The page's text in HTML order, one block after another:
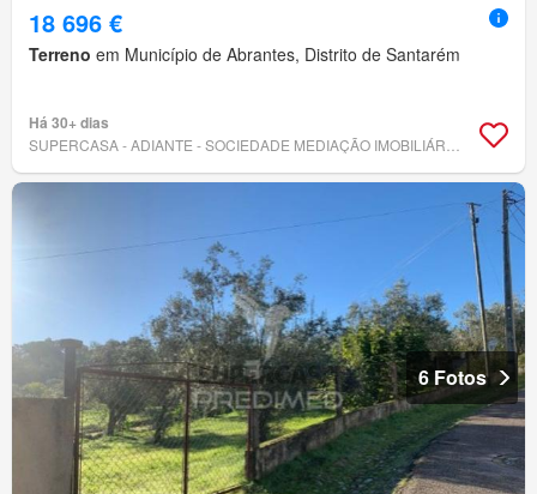
18 696 €
Terreno em Município de Abrantes, Distrito de Santarém
Há 30+ dias
6 Fotos